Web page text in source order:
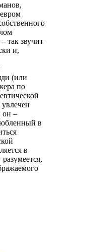
так звучит
и,
(или
по
он –
в
в